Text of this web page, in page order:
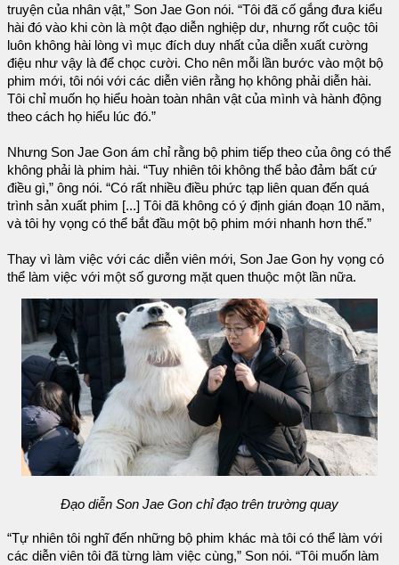
truyện của nhân vật,” Son Jae Gon nói. “Tôi đã cố gắng đưa kiểu
hài đó vào khi còn là một đạo diễn nghiệp dư, nhưng rốt cuộc tôi
luôn không hài lòng vì mục đích duy nhất của diễn xuất cường
điệu như vậy là để chọc cười. Cho nên mỗi lần bước vào một bộ
phim mới, tôi nói với các diễn viên rằng họ không phải diễn hài.
Tôi chỉ muốn họ hiểu hoàn toàn nhân vật của mình và hành động
theo cách họ hiểu lúc đó.”
Nhưng Son Jae Gon ám chỉ rằng bộ phim tiếp theo của ông có thể
không phải là phim hài. “Tuy nhiên tôi không thể bảo đảm bất cứ
điều gì,” ông nói. “Có rất nhiều điều phức tạp liên quan đến quá
trình sản xuất phim [...] Tôi đã không có ý định gián đoạn 10 năm,
và tôi hy vọng có thể bắt đầu một bộ phim mới nhanh hơn thế.”
Thay vì làm việc với các diễn viên mới, Son Jae Gon hy vọng có
thể làm việc với một số gương mặt quen thuộc một lần nữa.
Đạo diễn Son Jae Gon chỉ đạo trên trường quay
“Tự nhiên tôi nghĩ đến những bộ phim khác mà tôi có thể làm với
các diễn viên tôi đã từng làm việc cùng,” Son nói. “Tôi muốn làm